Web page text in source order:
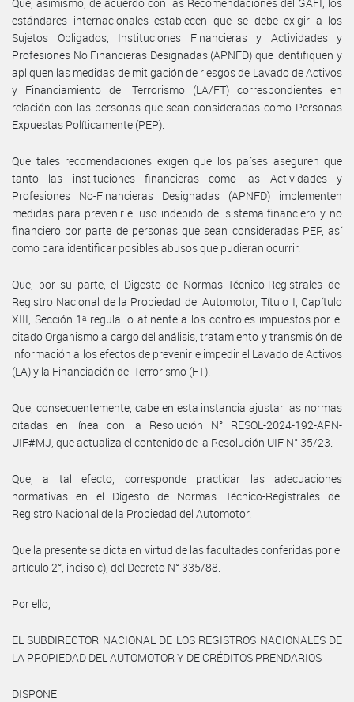
estándares internacionales establecen que se debe exigir a los
Sujetos Obligados, Instituciones Financieras y Actividades y
Profesiones No Financieras Designadas (APNFD) que identifiquen y
apliquen las medidas de mitigación de riesgos de Lavado de Activos
y Financiamiento del Terrorismo (LA/FT) correspondientes en
relación con las personas que sean consideradas como Personas
Expuestas Políticamente (PEP).
Que tales recomendaciones exigen que los países aseguren que
tanto las instituciones financieras como las Actividades y
Profesiones No-Financieras Designadas (APNFD) implementen
medidas para prevenir el uso indebido del sistema financiero y no
financiero por parte de personas que sean consideradas PEP, así
como para identificar posibles abusos que pudieran ocurrir.
Que, por su parte, el Digesto de Normas Técnico-Registrales del
Registro Nacional de la Propiedad del Automotor, Título I, Capítulo
XIII, Sección 1ᵃ regula lo atinente a los controles impuestos por el
citado Organismo a cargo del análisis, tratamiento y transmisión de
información a los efectos de prevenir e impedir el Lavado de Activos
(LA) y la Financiación del Terrorismo (FT).
Que, consecuentemente, cabe en esta instancia ajustar las normas
citadas en línea con la Resolución N° RESOL-2024-192-APN-
UIF#MJ, que actualiza el contenido de la Resolución UIF N° 35/23.
Que, a tal efecto, corresponde practicar las adecuaciones
normativas en el Digesto de Normas Técnico-Registrales del
Registro Nacional de la Propiedad del Automotor.
Que la presente se dicta en virtud de las facultades conferidas por el
artículo 2°, inciso c), del Decreto N° 335/88.
Por ello,
EL SUBDIRECTOR NACIONAL DE LOS REGISTROS NACIONALES DE
LA PROPIEDAD DEL AUTOMOTOR Y DE CRÉDITOS PRENDARIOS
DISPONE: